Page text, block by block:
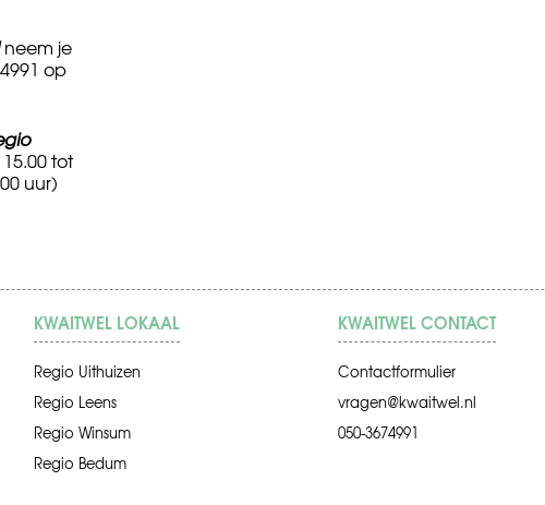
neem je
op
tot
uur)
KWAITWEL LOKAAL
Regio Uithuizen
Regio Leens
Regio Winsum
Regio Bedum
KWAITWEL CONTACT
Contactformulier
vragen@kwaitwel.nl
050-3674991